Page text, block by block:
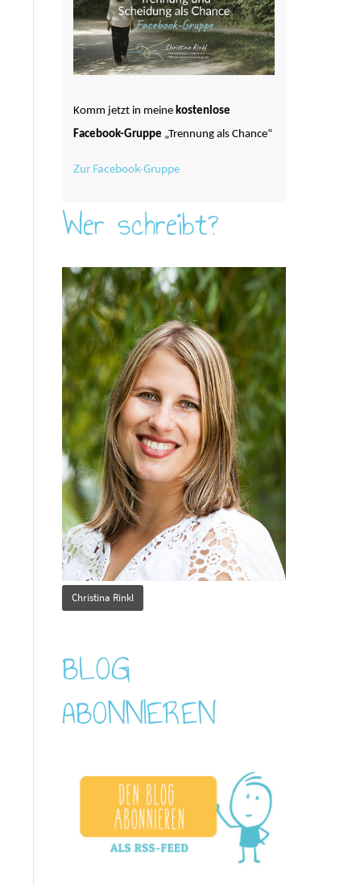
Komm jetzt in meine kostenlose
Facebook-Gruppe „Trennung als Chance“
Zur Facebook-Gruppe
Wer schreibt?
Christina Rinkl
BLOG
ABONNIEREN